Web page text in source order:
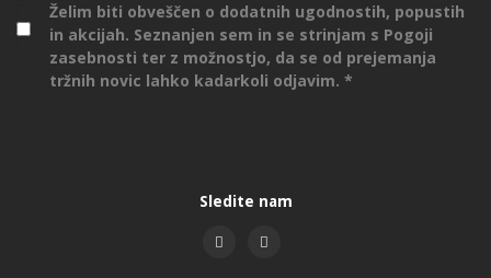
Želim biti obveščen o dodatnih ugodnostih, popustih
in akcijah. Seznanjen sem in se strinjam s Pogoji
zasebnosti ter z možnostjo, da se od prejemanja
tržnih novic lahko kadarkoli odjavim.
Sledite nam